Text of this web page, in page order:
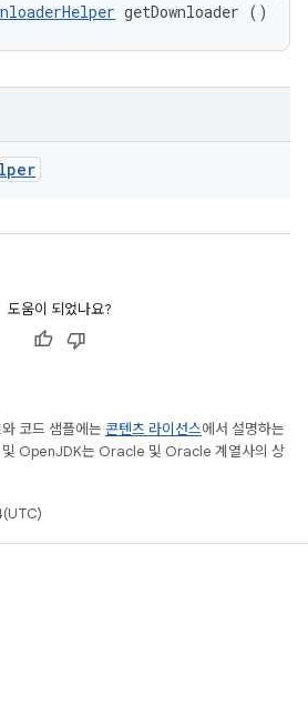
getDownloader ()
도움이 되었나요?
코드 샘플에는 콘텐츠 라이선스에서 설명하는
및 OpenJDK는 Oracle 및 Oracle 계열사의 상